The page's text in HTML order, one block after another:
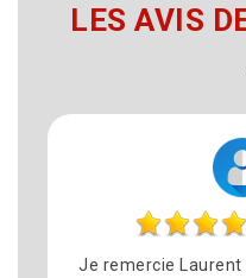
LES AVIS
Fuite toiture
pour les reparation de